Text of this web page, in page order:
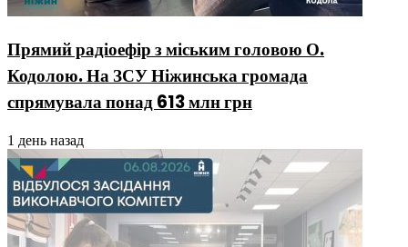
Прямий радіоефір з міським головою О.
Кодолою. На ЗСУ Ніжинська громада
спрямувала понад 613 млн грн
1 день назад